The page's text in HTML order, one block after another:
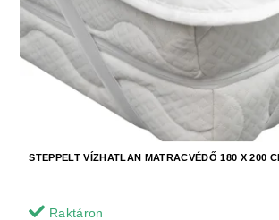
STEPPELT VÍZHATLAN MATRACVÉDŐ 180 X 200
Raktáron